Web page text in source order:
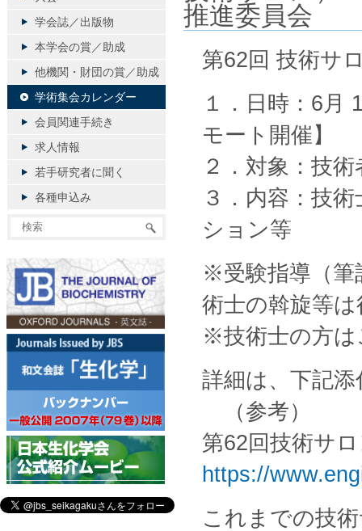
推進委員会
第62回 技術サ
１．日時：6月
モート開催】
２．対象：技
３．内容：技
ション等
※受験指導（筆
術士の斡旋等
※技術士の方は
詳細は、下記
（参考）
第62回技術サ
https://
これまでの技
学会誌／出版物
本学会の賞／助成
他機関・財団の賞／助成
学術集会カレンダー
会員関連手続き
求人情報
若手研究者に聞く
各種申込み